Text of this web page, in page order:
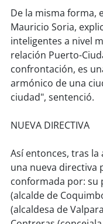
De la misma forma,
Mauricio Soria,
inteligentes a nivel
relación Puerto-
confrontación, es
armónico de una
ciudad", sentenció.
NUEVA DIRECTIVA
Así entonces, tras
una nueva directiva
conformada por: su
(alcalde de
(alcaldesa de